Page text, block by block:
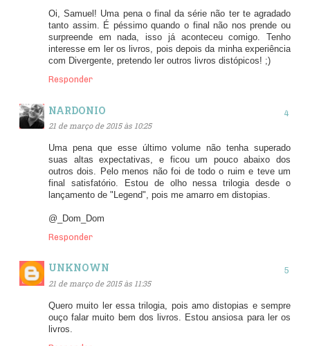
Oi, Samuel! Uma pena o final da série não ter te agradado
tanto assim. É péssimo quando o final não nos prende ou
surpreende em nada, isso já aconteceu comigo. Tenho
interesse em ler os livros, pois depois da minha experiência
com Divergente, pretendo ler outros livros distópicos! ;)
Responder
NARDONIO
21 de março de 2015 às 10:25
Uma pena que esse último volume não tenha superado
suas altas expectativas, e ficou um pouco abaixo dos
outros dois. Pelo menos não foi de todo o ruim e teve um
final satisfatório. Estou de olho nessa trilogia desde o
lançamento de "Legend", pois me amarro em distopias.
@_Dom_Dom
Responder
UNKNOWN
21 de março de 2015 às 11:35
Quero muito ler essa trilogia, pois amo distopias e sempre
ouço falar muito bem dos livros. Estou ansiosa para ler os
livros.